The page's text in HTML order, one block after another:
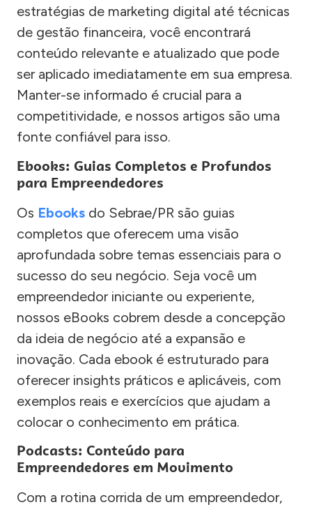
estratégias de marketing digital até técnicas
de gestão financeira, você encontrará
conteúdo relevante e atualizado que pode
ser aplicado imediatamente em sua empresa.
Manter-se informado é crucial para a
competitividade, e nossos artigos são uma
fonte confiável para isso.
Ebooks: Guias Completos e Profundos
para Empreendedores
Os Ebooks do Sebrae/PR são guias
completos que oferecem uma visão
aprofundada sobre temas essenciais para o
sucesso do seu negócio. Seja você um
empreendedor iniciante ou experiente,
nossos eBooks cobrem desde a concepção
da ideia de negócio até a expansão e
inovação. Cada ebook é estruturado para
oferecer insights práticos e aplicáveis, com
exemplos reais e exercícios que ajudam a
colocar o conhecimento em prática.
Podcasts: Conteúdo para
Empreendedores em Movimento
Com a rotina corrida de um empreendedor,